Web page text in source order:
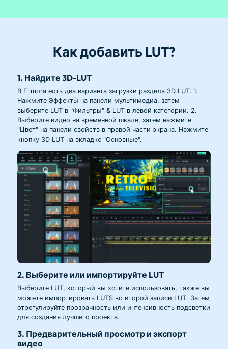
Как добавить LUT?
1. Найдите 3D-LUT
В Filmora есть два варианта загрузки раздела 3D LUT: 1.
Нажмите Эффекты на панели мультимедиа, затем
выберите LUT в "Фильтры" & LUT в левой категории. 2.
Выберите видео на временной шкале, затем нажмите
"Цвет" на панели свойств в правой части экрана. Нажмите
кнопку 3D LUT на вкладке "Основные".
2. Выберите или импортируйте LUT
Выберите LUT, который вы хотите использовать, также вы
можете импортировать LUTS во второй записи LUT. Затем
отрегулируйте прозрачность или интенсивность подсветки
для создания лучшего проекта.
3. Предварительный просмотр и экспорт
видео